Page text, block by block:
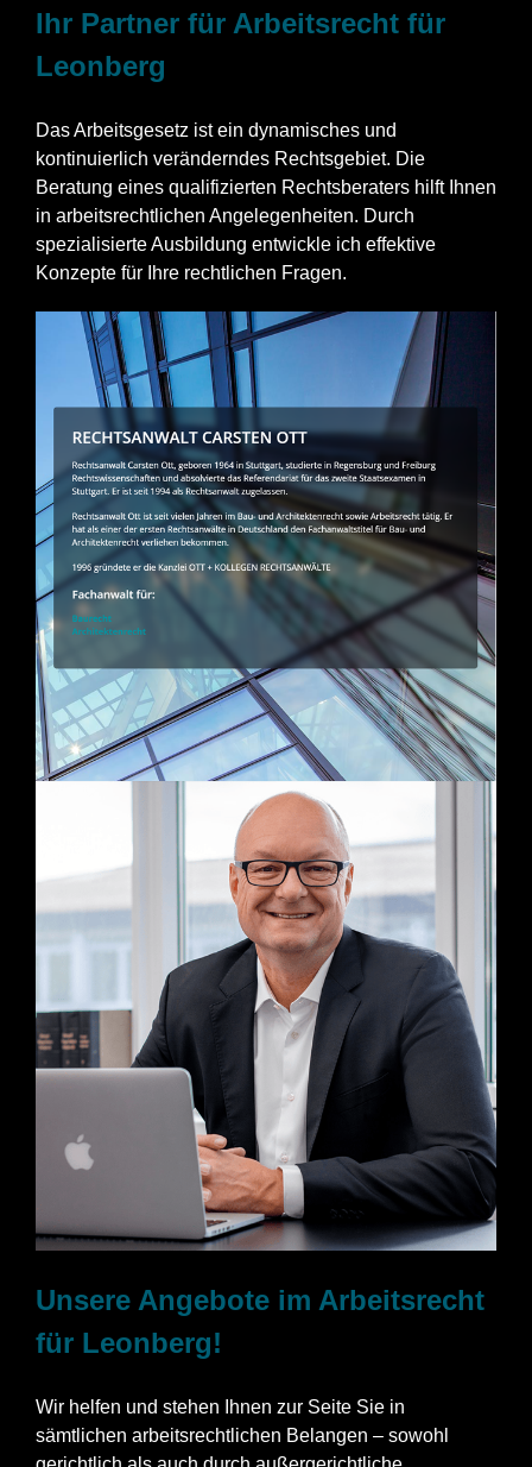
Ihr Partner für Arbeitsrecht für
Leonberg
Das Arbeitsgesetz ist ein dynamisches und
kontinuierlich veränderndes Rechtsgebiet. Die
Beratung eines qualifizierten Rechtsberaters hilft Ihnen
in arbeitsrechtlichen Angelegenheiten. Durch
spezialisierte Ausbildung entwickle ich effektive
Konzepte für Ihre rechtlichen Fragen.
Unsere Angebote im Arbeitsrecht
für Leonberg!
Wir helfen und stehen Ihnen zur Seite Sie in
sämtlichen arbeitsrechtlichen Belangen – sowohl